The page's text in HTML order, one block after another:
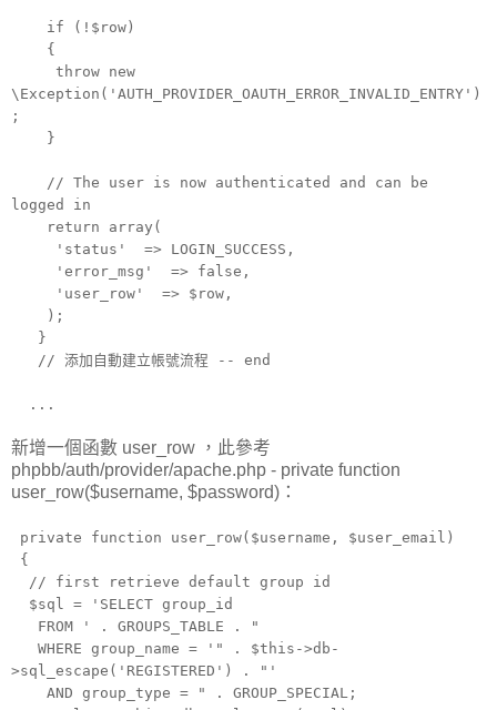
if (!$row)
{
throw new
\Exception('AUTH_PROVIDER_OAUTH_ERROR_INVALID_ENTRY')
;
}
// The user is now authenticated and can be
logged in
return array(
'status'
=> LOGIN_SUCCESS,
'error_msg'
=> false,
'user_row'
=> $row,
);
}
// 添加自動建立帳號流程 -- end
...
新增一個函數 user_row ，此參考
phpbb/auth/provider/apache.php - private function
user_row($username, $password)：
private function user_row($username, $user_email)
{
// first retrieve default group id
$sql = 'SELECT group_id
FROM ' . GROUPS_TABLE . "
WHERE group_name = '" . $this->db-
>sql_escape('REGISTERED') . "'
AND group_type = " . GROUP_SPECIAL;